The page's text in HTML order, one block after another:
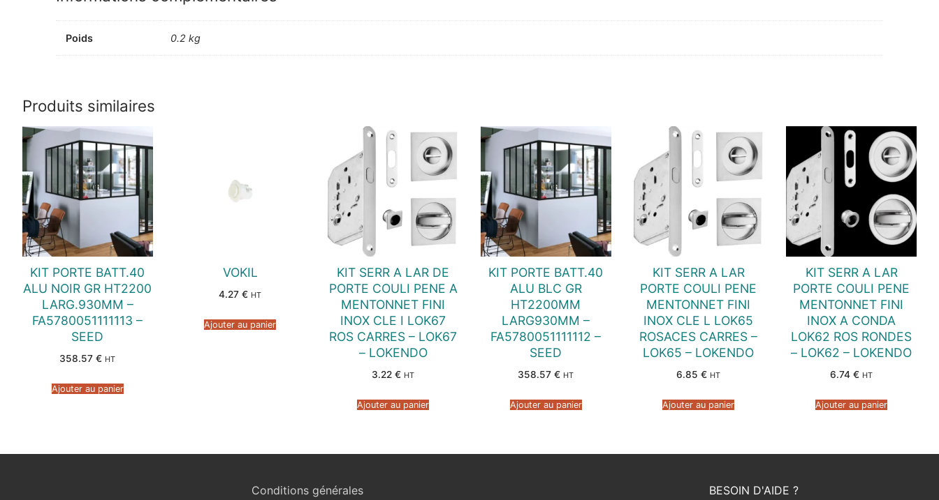
Poids 0.2 kg
Produits similaires
KIT PORTE BATT.40
ALU NOIR GR HT2200
LARG.930MM –
FA5780051111113 –
SEED
358.57€ HT
Ajouter au panier
VOKIL
4.27€ HT
Ajouter au panier
KIT SERR A LAR DE
PORTE COULI PENE A
MENTONNET FINI
INOX CLE I LOK67
ROS CARRES – LOK67
– LOKENDO
3.22€ HT
Ajouter au panier
KIT PORTE BATT.40
ALU BLC GR
HT2200MM
LARG930MM –
FA5780051111112 –
SEED
358.57€ HT
Ajouter au panier
KIT SERR A LAR
PORTE COULI PENE
MENTONNET FINI
INOX CLE L LOK65
ROSACES CARRES –
LOK65 – LOKENDO
6.85€ HT
Ajouter au panier
KIT SERR A LAR
PORTE COULI PENE
MENTONNET FINI
INOX A CONDA
LOK62 ROS RONDES
– LOK62 – LOKENDO
6.74€ HT
Ajouter au panier
Conditions générales BESOIN D'AIDE ?